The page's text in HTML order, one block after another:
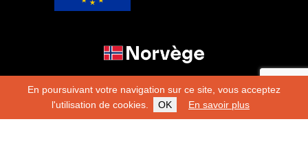
En poursuivant votre navigation sur ce site, vous acceptez
l'utilisation de cookies.
OK En savoir plus